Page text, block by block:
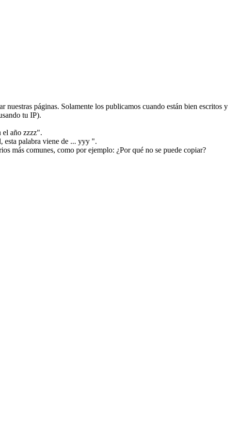
páginas. Solamente los publicamos cuando están bien escritos y
tu IP).
el año zzzz".
esta palabra viene de ... yyy ".
más comunes, como por ejemplo: ¿Por qué no se puede copiar?